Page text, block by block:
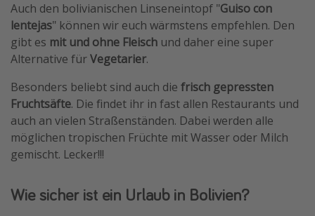
Auch den bolivianischen Linseneintopf "Guiso con
lentejas" können wir euch wärmstens empfehlen. Den
gibt es mit und ohne Fleisch und daher eine super
Alternative fürVegetarier.
Besonders beliebt sind auch die frisch gepressten
Fruchtsäfte. Die findet ihr in fast allen Restaurants und
auch an vielen Straßenständen. Dabei werden alle
möglichen tropischen Früchte mit Wasser oder Milch
gemischt. Lecker!!!
Wie sicher ist ein Urlaub in Bolivien?